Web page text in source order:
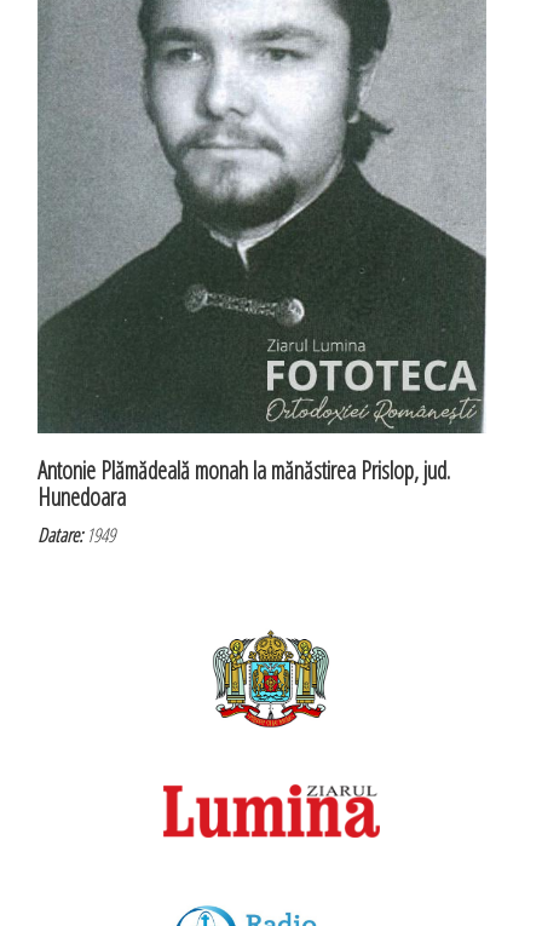
Antonie Plămădeală monah la mănăstirea Prislop, jud.
Hunedoara
Datare:1949